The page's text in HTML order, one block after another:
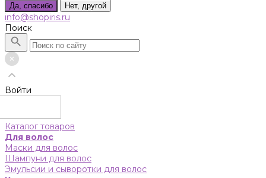
Да, спасибо Нет, другой
info@shopiris.ru
Поиск
Войти
Каталог товаров
Для волос
Маски для волос
Шампуни для волос
Эмульсии и сыворотки для волос